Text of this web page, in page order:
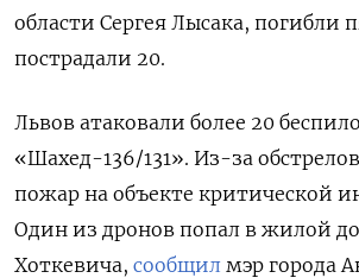
области Сергея Лысака, погибли
пострадали 20.
Львов атаковали более 20
«Шахед-136/131». Из-за
пожар на объекте критической
Один из дронов попал в жилой
Хоткевича, сообщил мэр города